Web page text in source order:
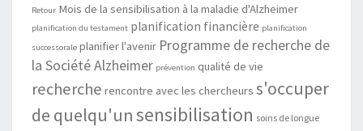
Retour Mois de la sensibilisation à la maladie d'Alzheimer
planification du testament planification financière planification
successorale planifier l'avenir Programme de recherche de
la Société Alzheimer prévention qualité de vie
recherche rencontre avec les chercheurs s'occuper
de quelqu'unsensibilisation soins de longue